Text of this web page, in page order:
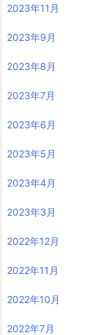
2023年11月
2023年9月
2023年8月
2023年7月
2023年6月
2023年5月
2023年4月
2023年3月
2022年12月
2022年11月
2022年10月
2022年7月